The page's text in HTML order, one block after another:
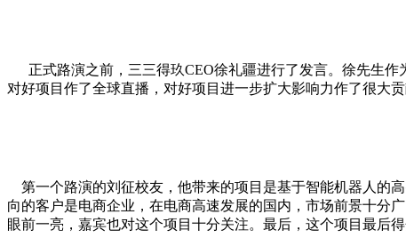
正式路演之前，三三得玖CEO徐礼疆进行了发言。徐先生作
对好项目作了全球直播，对好项目进一步扩大影响力作了很大贡
第一个路演的刘征校友，他带来的项目是基于智能机器人的
向的客户是电商企业，在电商高速发展的国内，市场前景十分
眼前一亮，嘉宾也对这个项目十分关注。最后，这个项目最后得